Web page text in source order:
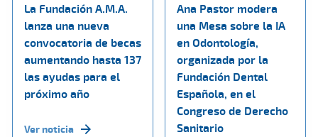
La Fundación A.M.A.
lanza una nueva
convocatoria de becas
aumentando hasta 137
las ayudas para el
próximo año
Ver noticia
Ana Pastor modera
una Mesa sobre la IA
en Odontología,
organizada por la
Fundación Dental
Española, en el
Congreso de Derecho
Sanitario